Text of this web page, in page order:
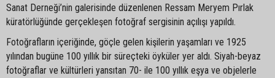
Sanat Derneği’nin galerisinde düzenlenen Ressam Meryem Pırlak
küratörlüğünde gerçekleşen fotoğraf sergisinin açılışı yapıldı.
Fotoğrafların içeriğinde, göçle gelen kişilerin yaşamları ve 1925
yılından bugüne 100 yıllık bir süreçteki öyküler yer aldı. Siyah-beyaz
fotoğraflar ve kültürleri yansıtan 70- ile 100 yıllık eşya ve objelerle